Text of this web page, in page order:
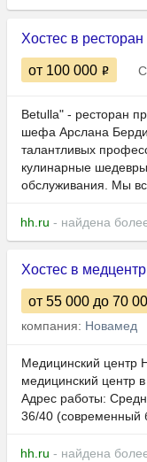
Хостес в
от 100 000
Betulla" - ресторан
шефа Арслана
талантливых
кулинарные
обслуживания. Мы
hh.ru - найдена
Хостес в медцентр
от 55 000 до 70
компания: Новамед
Медицинский
медицинский центр
Адрес работы:
36/40 (современный
hh.ru - найдена